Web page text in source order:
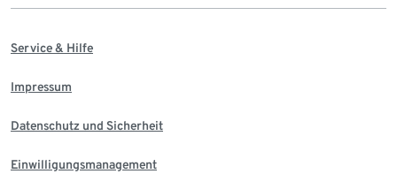
Service & Hilfe
Impressum
Datenschutz und Sicherheit
Einwilligungsmanagement